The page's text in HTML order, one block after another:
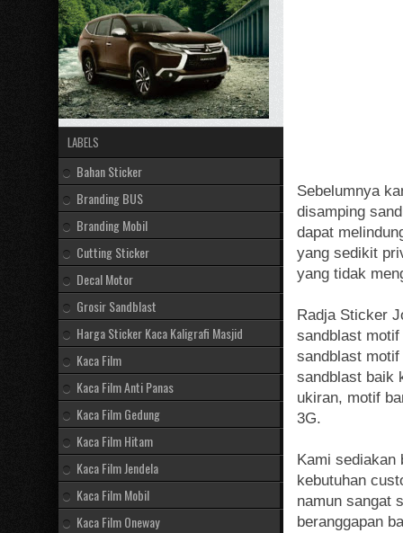
Sebelumnya
disamping
dapat
yang sedikit
yang tidak
Radja Sticker
sandblast
sandblast
sandblast baik
ukiran, motif
3G.
Kami sediakan
kebutuhan
namun sangat
beranggapan
LABELS
Bahan Sticker
Branding BUS
Branding Mobil
Cutting Sticker
Decal Motor
Grosir Sandblast
Harga Sticker Kaca Kaligrafi Masjid
Kaca Film
Kaca Film Anti Panas
Kaca Film Gedung
Kaca Film Hitam
Kaca Film Jendela
Kaca Film Mobil
Kaca Film Oneway